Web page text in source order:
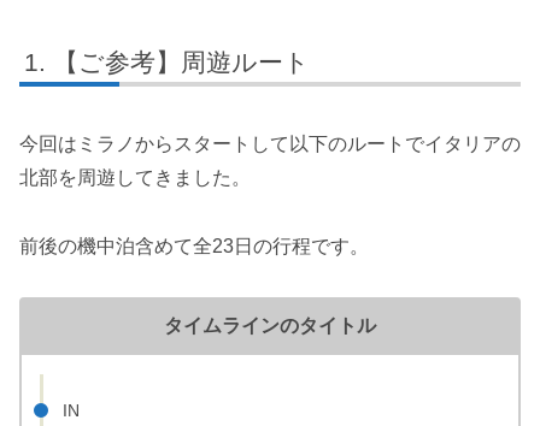
【ご参考】周遊ルート
今回はミラノからスタートして以下のルートでイタリアの
北部を周遊してきました。
前後の機中泊含めて全23日の行程です。
タイムラインのタイトル
IN